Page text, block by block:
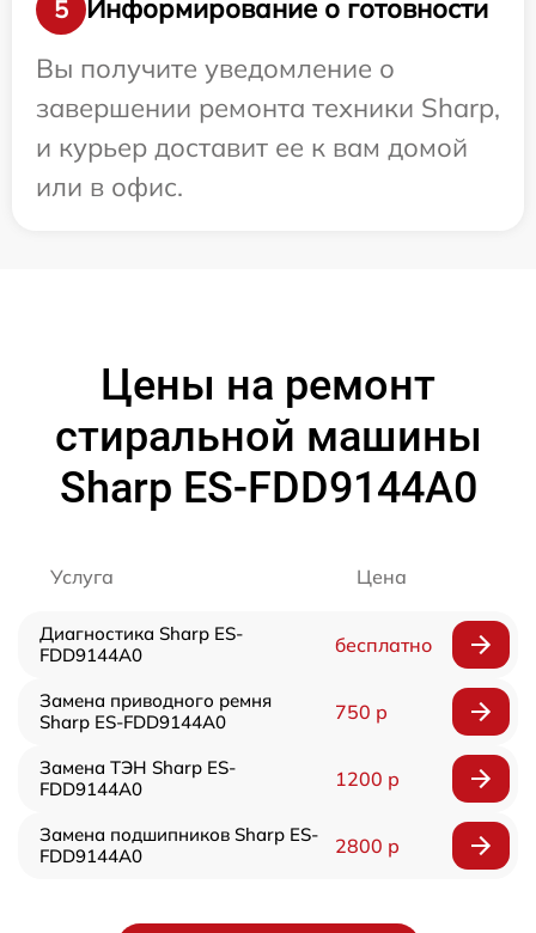
5
Информирование о готовности
Вы получите уведомление о
завершении ремонта техники Sharp,
и курьер доставит ее к вам домой
или в офис.
Цены на ремонт
стиральной машины
Sharp ES-FDD9144A0
Услуга Цена
Диагностика Sharp ES-
FDD9144A0
бесплатно
Замена приводного ремня
Sharp ES-FDD9144A0
750 р
Замена ТЭН Sharp ES-
FDD9144A0
1200 р
Замена подшипников Sharp ES-
FDD9144A0
2800 р